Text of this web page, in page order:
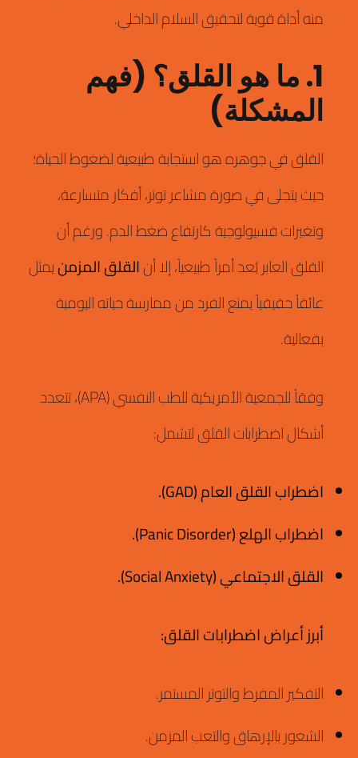
منه أداة قوية لتحقيق السلام الداخلي.
1. ما هو القلق؟ (فهم
المشكلة)
القلق في جوهره هو استجابة طبيعية لضغوط الحياة؛
حيث يتجلى في صورة مشاعر توتر، أفكار متسارعة،
وتغيرات فسيولوجية كارتفاع ضغط الدم.ورغم أن
القلق العابر يُعد أمراً طبيعياً، إلا أنالقلق المزمنيمثل
عائقاً حقيقياً يمنع الفرد من ممارسة حياته اليومية
بفعالية.
وفقاً للجمعية الأمريكية للطب النفسي (APA)، تتعدد
أشكال اضطرابات القلق لتشمل:
اضطراب القلق العام (GAD).
اضطراب الهلع (Panic Disorder).
القلق الاجتماعي (Social Anxiety).
أبرز أعراض اضطرابات القلق:
التفكير المفرط والتوتر المستمر.
الشعور بالإرهاق والتعب المزمن.